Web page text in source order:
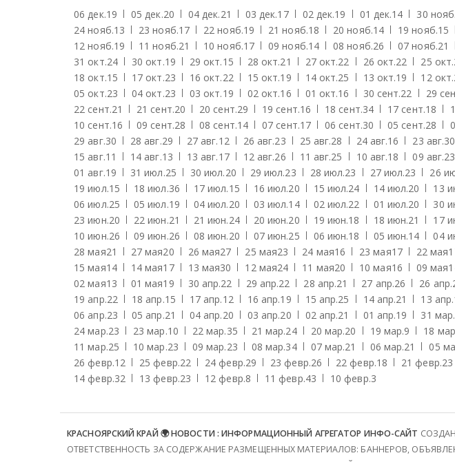
06 дек.19 05 дек.20 04 дек.21 03 дек.17 02 дек.19 01 дек.14 30 нояб.
24 нояб.13 23 нояб.17 22 нояб.19 21 нояб.18 20 нояб.14 19 нояб.15
12 нояб.19 11 нояб.21 10 нояб.17 09 нояб.14 08 нояб.26 07 нояб.21
31 окт.24 30 окт.19 29 окт.15 28 окт.21 27 окт.22 26 окт.22 25 окт.
18 окт.15 17 окт.23 16 окт.22 15 окт.19 14 окт.25 13 окт.19 12 окт.
05 окт.23 04 окт.23 03 окт.19 02 окт.16 01 окт.16 30 сент.22 29
22 сент.21 21 сент.20 20 сент.29 19 сент.16 18 сент.34 17 сент.18
10 сент.16 09 сент.28 08 сент.14 07 сент.17 06 сент.30 05 сент.28
29 авг.30 28 авг.29 27 авг.12 26 авг.23 25 авг.28 24 авг.16 23 авг.30
15 авг.11 14 авг.13 13 авг.17 12 авг.26 11 авг.25 10 авг.18 09 авг.23
01 авг.19 31 июл.25 30 июл.20 29 июл.23 28 июл.23 27 июл.23 26
19 июл.15 18 июл.36 17 июл.15 16 июл.20 15 июл.24 14 июл.20 13
06 июл.25 05 июл.19 04 июл.20 03 июл.14 02 июл.22 01 июл.20 30
23 июн.20 22 июн.21 21 июн.24 20 июн.20 19 июн.18 18 июн.21 17
10 июн.26 09 июн.26 08 июн.20 07 июн.25 06 июн.18 05 июн.14 04
28 мая21 27 мая20 26 мая27 25 мая23 24 мая16 23 мая17 22 мая
15 мая14 14 мая17 13 мая30 12 мая24 11 мая20 10 мая16 09 мая
02 мая13 01 мая19 30 апр.22 29 апр.22 28 апр.21 27 апр.26 26 апр.
19 апр.22 18 апр.15 17 апр.12 16 апр.19 15 апр.25 14 апр.21 13 апр.
06 апр.23 05 апр.21 04 апр.20 03 апр.20 02 апр.21 01 апр.19 31 мар.
24 мар.23 23 мар.10 22 мар.35 21 мар.24 20 мар.20 19 мар.9 18
11 мар.25 10 мар.23 09 мар.23 08 мар.34 07 мар.21 06 мар.21 05
26 февр.12 25 февр.22 24 февр.29 23 февр.26 22 февр.18 21 февр.23
14 февр.32 13 февр.23 12 февр.8 11 февр.43 10 февр.3
КРАСНОЯРСКИЙ КРАЙ 🌍 НОВОСТИ : ИНФОРМАЦИОННЫЙ АГРЕГАТОР ИНФО-САЙТ
ОТВЕТСТВЕННОСТЬ ЗА СОДЕРЖАНИЕ РАЗМЕЩЕННЫХ МАТЕРИАЛОВ: БАННЕРОВ,